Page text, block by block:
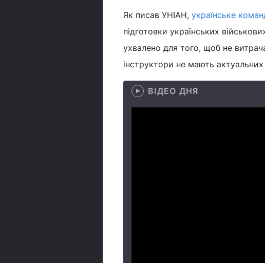
Як писав УНІАН, українське
підготовки українських
ухвалено для того, щоб не
інструктори не мають
ВІДЕО ДНЯ